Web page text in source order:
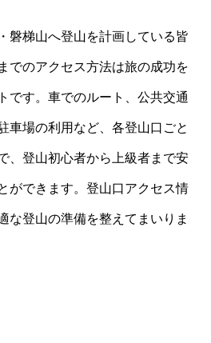
磐梯山へ登山を計画している皆
でのアクセス方法は旅の成功を
です。車でのルート、公共交通
車場の利用など、各登山口ごと
、登山初心者から上級者まで安
ができます。登山口アクセス情
な登山の準備を整えてまいりま